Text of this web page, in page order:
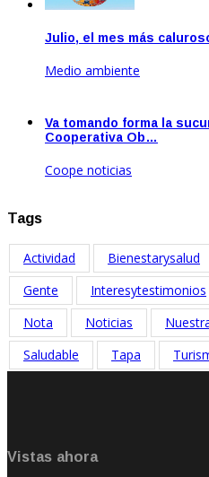
Julio, el mes más
Medio ambiente
Va tomando forma la
Cooperativa Ob…
Coope noticias
Tags
Actividad Bienestarysalud
Gente
Interesytestimonios
Nota
Noticias
Saludable
Tapa
Vistas ahora